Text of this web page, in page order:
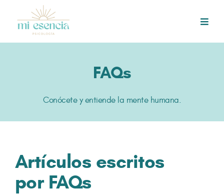
content
CONÓCENOS
BLOG
CONTACTO
FAQs
Conócete y entiende la mente humana.
Artículos escritos
por FAQs